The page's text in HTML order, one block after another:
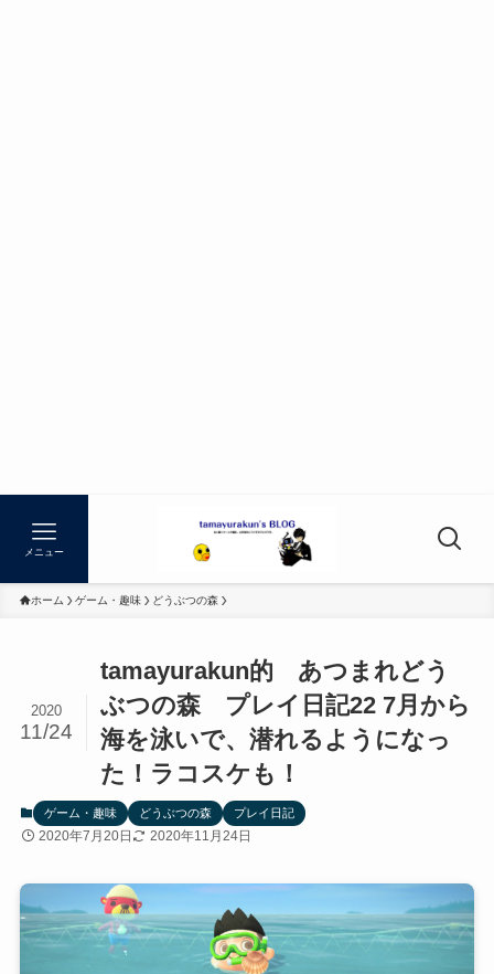
メニュー
ホーム ゲーム・趣味 どうぶつの森
tamayurakun的 あつまれどう
ぶつの森 プレイ日記22 7月から
海を泳いで、潜れるようになっ
た！ラコスケも！
2020
11/24
ゲーム・趣味 どうぶつの森 プレイ日記
2020年7月20日 2020年11月24日